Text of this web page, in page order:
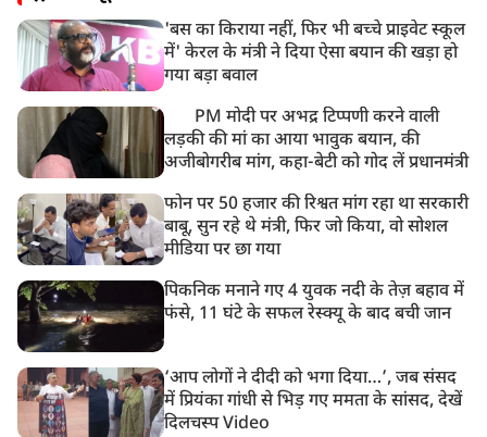
'बस का किराया नहीं, फिर भी बच्चे प्राइवेट स्कूल
में' केरल के मंत्री ने दिया ऐसा बयान की खड़ा हो
गया बड़ा बवाल
PM मोदी पर अभद्र टिप्पणी करने वाली
लड़की की मां का आया भावुक बयान, की
अजीबोगरीब मांग, कहा-बेटी को गोद लें प्रधानमंत्री
फोन पर 50 हजार की रिश्वत मांग रहा था सरकारी
बाबू, सुन रहे थे मंत्री, फिर जो किया, वो सोशल
मीडिया पर छा गया
पिकनिक मनाने गए 4 युवक नदी के तेज़ बहाव में
फंसे, 11 घंटे के सफल रेस्क्यू के बाद बची जान
‘आप लोगों ने दीदी को भगा दिया…’, जब संसद
में प्रियंका गांधी से भिड़ गए ममता के सांसद, देखें
दिलचस्प Video